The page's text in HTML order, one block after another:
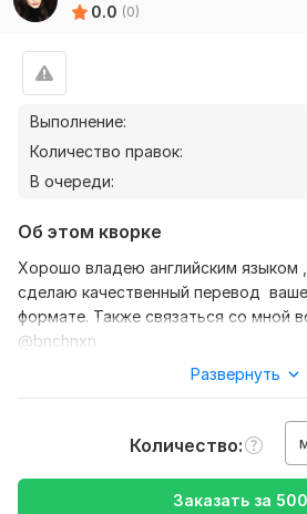
0.0 (0)
Выполнение:
Количество правок:
В очереди:
Об этом кворке
Хорошо владею английским языком
сделаю качественный перевод
формате. Также связаться со мной
@bnchnxn
Ожидаю от вас текст, желательно в
также уточнение моей работы-
русский , либо же с русского на
Развернуть
Количество
Заказать за 500